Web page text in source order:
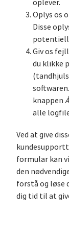
oplever.
Oplys os
Disse
Giv os
du klikke
knappen
alle
Ved at give
formular kan
den
forstå og løse
dig tid til at